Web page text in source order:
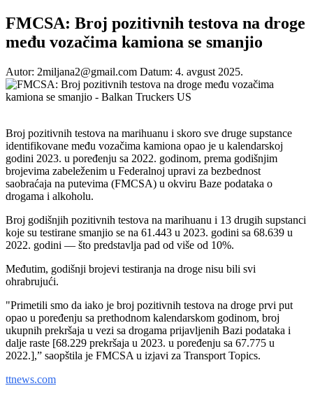
FMCSA: Broj pozitivnih testova na droge
među vozačima kamiona se smanjio
Autor: 2miljana2@gmail.com Datum: 4. avgust 2025.
Broj pozitivnih testova na marihuanu i skoro sve druge supstance
identifikovane među vozačima kamiona opao je u kalendarskoj
godini 2023. u poređenju sa 2022. godinom, prema godišnjim
brojevima zabeleženim u Federalnoj upravi za bezbednost
saobraćaja na putevima (FMCSA) u okviru Baze podataka o
drogama i alkoholu.
Broj godišnjih pozitivnih testova na marihuanu i 13 drugih supstanci
koje su testirane smanjio se na 61.443 u 2023. godini sa 68.639 u
2022. godini — što predstavlja pad od više od 10%.
Međutim, godišnji brojevi testiranja na droge nisu bili svi
ohrabrujući.
"Primetili smo da iako je broj pozitivnih testova na droge prvi put
opao u poređenju sa prethodnom kalendarskom godinom, broj
ukupnih prekršaja u vezi sa drogama prijavljenih Bazi podataka i
dalje raste [68.229 prekršaja u 2023. u poređenju sa 67.775 u
2022.],” saopštila je FMCSA u izjavi za Transport Topics.
ttnews.com